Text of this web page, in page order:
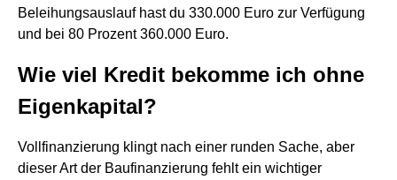
Beleihungsauslauf hast du 330.000 Euro zur Verfügung
und bei 80 Prozent 360.000 Euro.
Wie viel Kredit bekomme ich ohne
Eigenkapital?
Vollfinanzierung klingt nach einer runden Sache, aber
dieser Art der Baufinanzierung fehlt ein wichtiger